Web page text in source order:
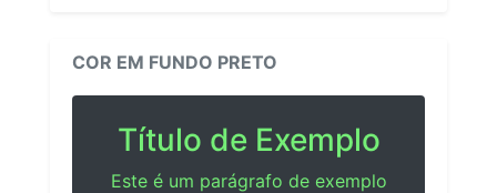
COR EM FUNDO PRETO
Título de Exemplo
Este é um parágrafo de exemplo